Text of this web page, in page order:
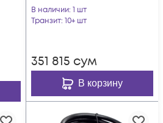
мм² с вилкой C14,
10A
В наличии: 1 шт
Транзит: 10+ шт
351 815 сум
В корзину